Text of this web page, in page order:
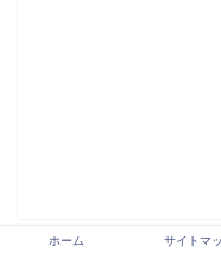
ホーム サイトマ